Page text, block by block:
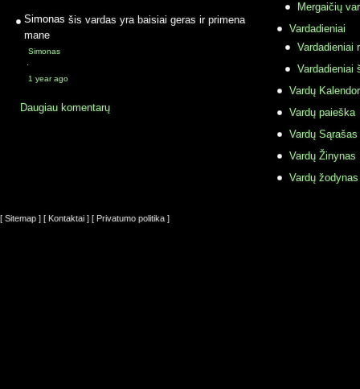
Simonas šis vardas yra baisiai geras ir primena
mane
Simonas
·
1 year ago
Daugiau komentarų
Mergaičių
Vardadieniai
Vardadieniai
Vardadieniai
Vardų
Vardų paieška
Vardų Sąrašas
Vardų Žinynas
Vardų
[ Sitemap ] [ Kontaktai ] [ Privatumo politika ]